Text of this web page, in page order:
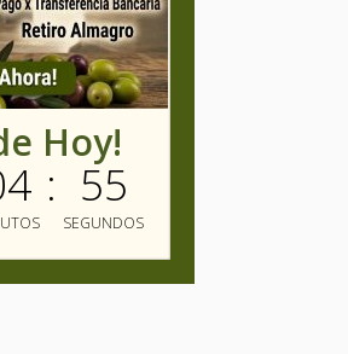
Hoy!
: 54
SEGUNDOS